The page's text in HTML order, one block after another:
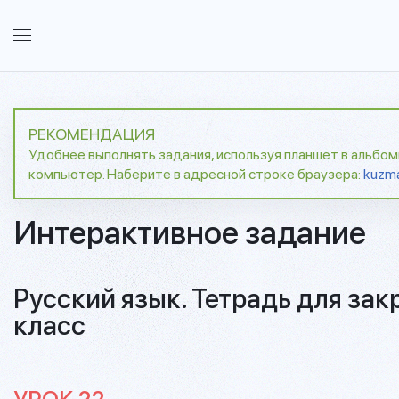
РЕКОМЕНДАЦИЯ
Удобнее выполнять задания, используя планшет в
компьютер. Наберите в адресной строке браузера:
Интерактивное задание
Русский язык. Тетрадь для
класс